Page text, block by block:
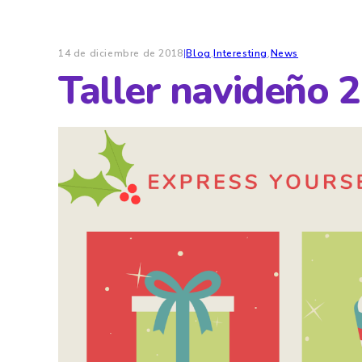
14 de diciembre de 2018|Blog,Interesting,News
Taller navideño